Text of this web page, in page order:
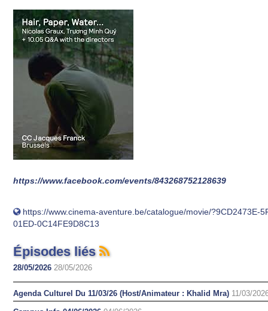
https://www.facebook.com/events/843268752128639
https://www.cinema-aventure.be/catalogue/movie/?9CD2473E-
01ED-0C14FE9D8C13
Épisodes liés
28/05/2026 28/05/2026
Agenda Culturel Du 11/03/26 (Host/Animateur : Khalid Mra) 11/03/